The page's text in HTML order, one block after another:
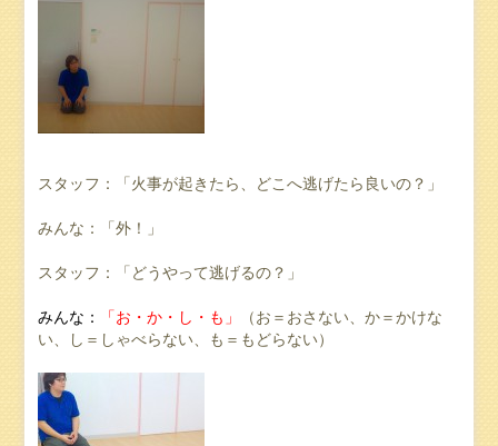
スタッフ：「火事が起きたら、どこへ逃げたら良いの？」
みんな：「外！」
スタッフ：「どうやって逃げるの？」
みんな： 「お・か・し・も」
（お＝おさない、か＝かけな
い、し＝しゃべらない、も＝もどらない）